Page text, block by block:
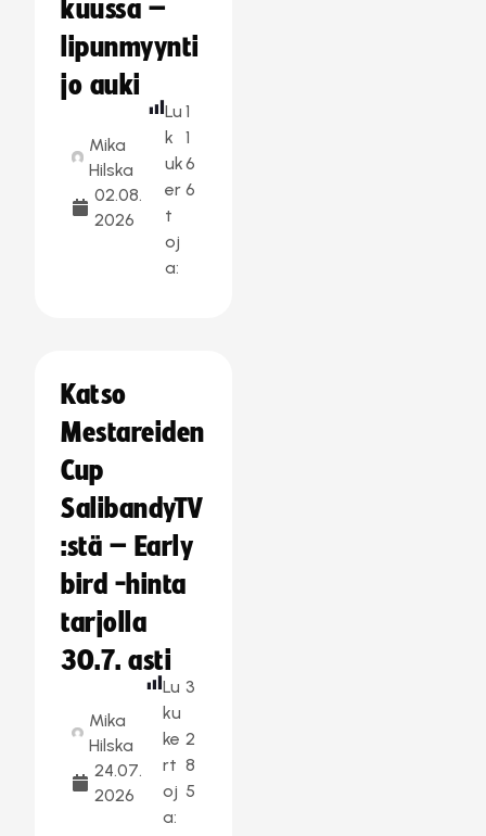
kuussa –
lipunmyynti
jo auki
Mika
Hilska
02.08.
2026
Lu
k
uk
er
t
oj
a:
1
1
6
6
Katso
Mestareiden
Cup
SalibandyTV
:stä – Early
bird -hinta
tarjolla
30.7. asti
Mika
Hilska
24.07.
2026
Lu
ku
ke
rt
oj
a:
3
2
8
5